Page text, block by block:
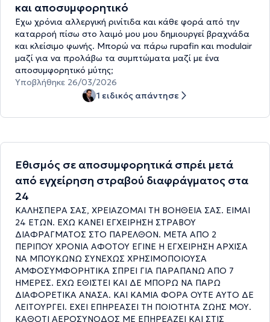
και αποσυμφορητικό
Εχω χρόνια αλλεργική ρινίτιδα και κάθε φορά από την
καταρροή πίσω στο λαιμό μου μου δημιουργεί βραχνάδα
και κλείσιμο φωνής. Μπορώ να πάρω rupafin και modulair
μαζί για να προλάβω τα συμπτώματα μαζί με ένα
αποσυμφορητικό μύτης;
Υποβλήθηκε 26/03/2026
1 ειδικός απάντησε
Εθισμός σε αποσυμφορητικά σπρέι μετά
από εγχείρηση στραβού διαφράγματος στα
24
ΚΑΛΗΣΠΕΡΑ ΣΑΣ, ΧΡΕΙΑΖΟΜΑΙ ΤΗ ΒΟΗΘΕΙΑ ΣΑΣ. ΕΙΜΑΙ
24 ΕΤΩΝ. ΕΧΩ ΚΑΝΕΙ ΕΓΧΕΙΡΗΣΗ ΣΤΡΑΒΟΥ
ΔΙΑΦΡΑΓΜΑΤΟΣ ΣΤΟ ΠΑΡΕΛΘΟΝ. ΜΕΤΑ ΑΠΟ 2
ΠΕΡΙΠΟΥ ΧΡΟΝΙΑ ΑΦΟΤΟΥ ΕΓΙΝΕ Η ΕΓΧΕΙΡΗΣΗ ΑΡΧΙΣΑ
ΝΑ ΜΠΟΥΚΩΝΩ ΣΥΝΕΧΩΣ ΧΡΗΣΙΜΟΠΟΙΟΥΣΑ
ΑΜΦΟΣΥΜΦΟΡΗΤΙΚΑ ΣΠΡΕΙ ΓΙΑ ΠΑΡΑΠΑΝΩ ΑΠΟ 7
ΗΜΕΡΕΣ. ΕΧΩ ΕΘΙΣΤΕΙ ΚΑΙ ΔΕ ΜΠΟΡΩ ΝΑ ΠΑΡΩ
ΔΙΑΦΟΡΕΤΙΚΑ ΑΝΑΣΑ. ΚΑΙ ΚΑΜΙΑ ΦΟΡΑ ΟΥΤΕ ΑΥΤΟ ΔΕ
ΛΕΙΤΟΥΡΓΕΙ. ΕΧΕΙ ΕΠΗΡΕΑΣΕΙ ΤΗ ΠΟΙΟΤΗΤΑ ΖΩΗΣ ΜΟΥ.
ΚΑΘΟΤΙ ΑΕΡΟΣΥΝΟΔΟΣ ΜΕ ΕΠΗΡΕΑΖΕΙ ΚΑΙ ΣΤΙΣ